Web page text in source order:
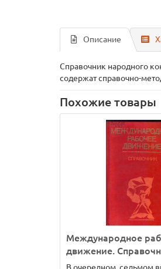
Описание
Справочник народного
содержат справочно-
Похожие товары
Международное
движение.